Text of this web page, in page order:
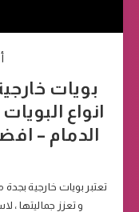
انواع
الدمام –
تعتبر بويات خارجية
و تعزز جماليتها ،